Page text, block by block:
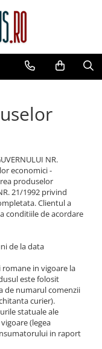
NR.
economici -
produselor
21/1992 privind
Clientul a
conditiile de acordare
de la data
in vigoare la
este folosit
de numarul comenzii
curier).
statuale ale
(legea
in raport